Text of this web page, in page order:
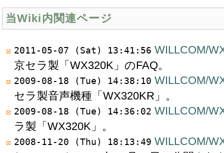
当Wiki内関連ページ
2011-05-07 (Sat) 13:41:56 WILLCOM/
京セラ製「WX320K」のFAQ。
2009-08-18 (Tue) 14:38:10 WILLCOM/
セラ製音声機種「WX320KR」。
2009-08-18 (Tue) 14:36:02 WILLCOM/
ラ製「WX320K」。
2008-11-20 (Thu) 18:13:49 WILLCOM/